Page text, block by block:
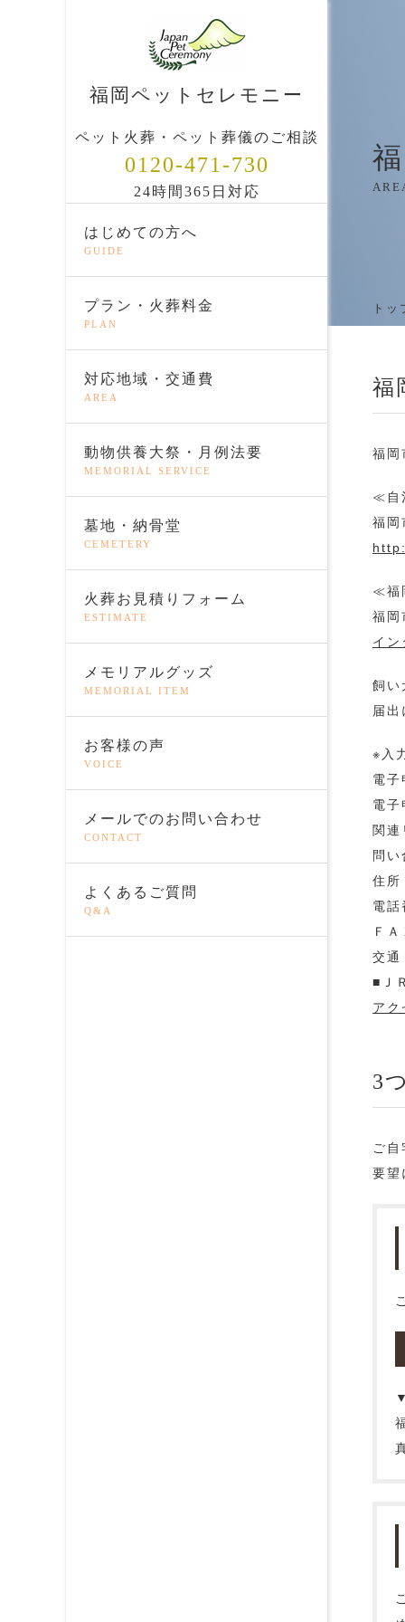
福岡ペットセレモニー
ペット火葬・ペット葬儀のご相談
0120-471-730
24時間365日対応
はじめての方へ
GUIDE
プラン・火葬料金
PLAN
対応地域・交通費
AREA
動物供養大祭・月例法要
MEMORIAL SERVICE
墓地・納骨堂
CEMETERY
火葬お見積りフォーム
ESTIMATE
メモリアルグッズ
MEMORIAL ITEM
お客様の声
VOICE
メールでのお問い合わせ
CONTACT
よくあるご質問
Q&A
ト
福
福岡
≪自
福岡
≪福
福岡
イン
飼い
届
※入
電
電
関
問
住
電
Ｆ
交
■Ｊ
アク
3
ご
要望